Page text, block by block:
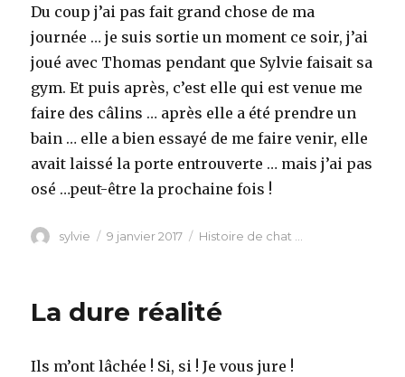
Du coup j’ai pas fait grand chose de ma
journée … je suis sortie un moment ce soir, j’ai
joué avec Thomas pendant que Sylvie faisait sa
gym. Et puis après, c’est elle qui est venue me
faire des câlins … après elle a été prendre un
bain … elle a bien essayé de me faire venir, elle
avait laissé la porte entrouverte … mais j’ai pas
osé …peut-être la prochaine fois !
Auteur
sylvie
Publié
9 janvier 2017 Catégories
Histoire de chat ...
La dure réalité
Ils m’ont lâchée ! Si, si ! Je vous jure !